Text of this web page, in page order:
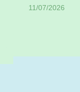
11/07/2026